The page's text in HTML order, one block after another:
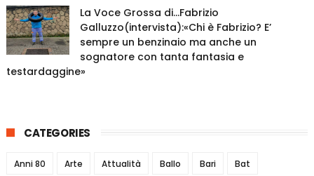
La Voce Grossa di…Fabrizio
Galluzzo(intervista):«Chi è Fabrizio? E’
sempre un benzinaio ma anche un
sognatore con tanta fantasia e
testardaggine»
CATEGORIES
Anni 80 Arte Attualità Ballo Bari Bat